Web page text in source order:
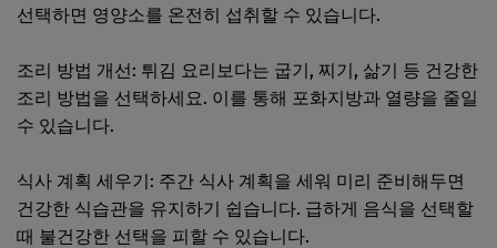
선택하면 영양소를 온전히 섭취할 수 있습니다.
조리 방법 개선: 튀김 요리보다는 굽기, 찌기, 삶기 등 건강한
조리 방법을 선택하세요. 이를 통해 포화지방과 열량을 줄일
수 있습니다.
식사 계획 세우기: 주간 식사 계획을 세워 미리 준비해두면
건강한 식습관을 유지하기 쉽습니다. 급하게 음식을 선택할
때 불건강한 선택을 피할 수 있습니다.